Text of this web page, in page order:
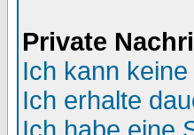
Private
Ich kann
Ich erhalte